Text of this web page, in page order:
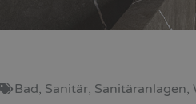
Bad, Sanitär, Sanitäranlagen,